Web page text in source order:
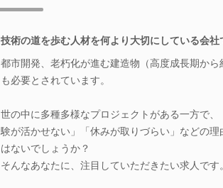
技術の道を歩む人材を何より大切にしている会社
都市開発、老朽化が進む建造物（高度成長期か
も必要とされています。
世の中に多種多様なプロジェクトがある一方で
験が活かせない」「休みが取りづらい」などの
はないでしょうか？
そんなあなたに、注目していただきたい求人です。